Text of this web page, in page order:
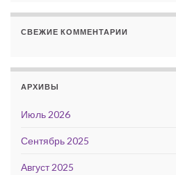
СВЕЖИЕ КОММЕНТАРИИ
АРХИВЫ
Июль 2026
Сентябрь 2025
Август 2025